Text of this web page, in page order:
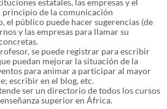
estatales, las empresas y el
principio de la comunicación
el público puede hacer sugerencias (de
y las empresas para llamar su
se puede registrar para escribir
puedan mejorar la situación de la
para animar a participar al mayor
escribir en el blog, etc.
ser un directorio de todos los cursos
superior en África.